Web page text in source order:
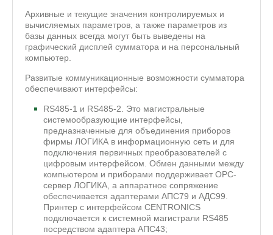
Архивные и текущие значения контролируемых и
вычисляемых параметров, а также параметров из
базы данных всегда могут быть выведены на
графический дисплей сумматора и на персональный
компьютер.
Развитые коммуникационные возможности сумматора
обеспечивают интерфейсы:
RS485-1 и RS485-2. Это магистральные
системообразующие интерфейсы,
предназначенные для объединения приборов
фирмы ЛОГИКА в информационную сеть и для
подключения первичных преобразователей с
цифровым интерфейсом. Обмен данными между
компьютером и приборами поддерживает ОРС-
сервер ЛОГИКА, а аппаратное сопряжение
обеспечивается адаптерами АПС79 и АДС99.
Принтер с интерфейсом CENTRONICS
подключается к системной магистрали RS485
посредством адаптера АПС43;